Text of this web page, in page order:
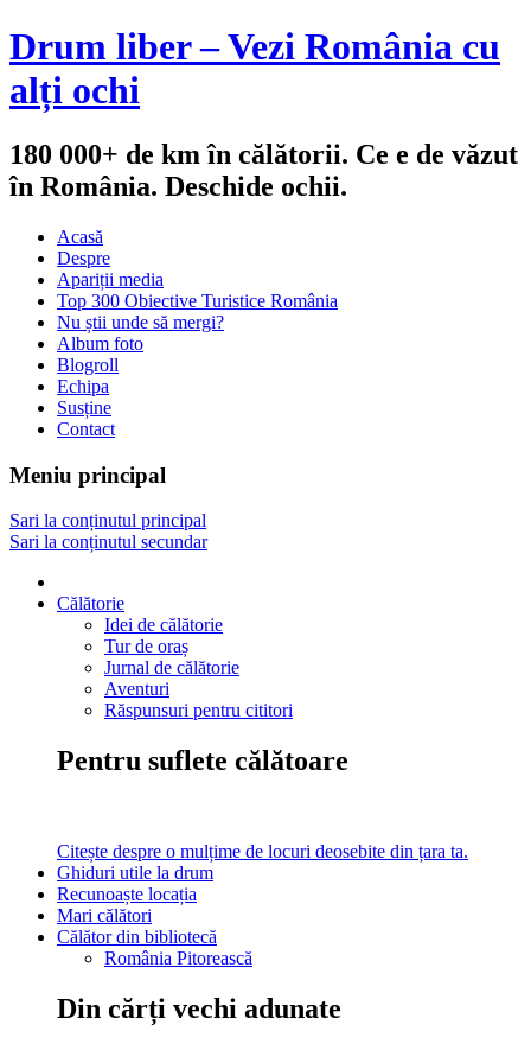
Drum liber – Vezi România cu
alți ochi
180 000+ de km în călătorii. Ce e de văzut
în România. Deschide ochii.
Acasă
Despre
Apariții media
Top 300 Obiective Turistice România
Nu știi unde să mergi?
Album foto
Blogroll
Echipa
Susține
Contact
Meniu principal
Sari la conținutul principal
Sari la conținutul secundar
Călătorie
Idei de călătorie
Tur de oraș
Jurnal de călătorie
Aventuri
Răspunsuri pentru cititori
Pentru suflete călătoare
Citește despre o mulțime de locuri deosebite din țara ta.
Ghiduri utile la drum
Recunoaște locația
Mari călători
Călător din bibliotecă
România Pitorească
Din cărți vechi adunate